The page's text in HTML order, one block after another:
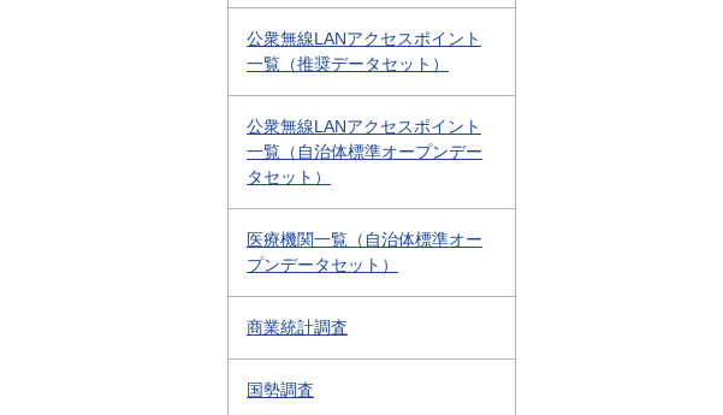
公衆無線LANアクセスポイント
一覧（推奨データセット）
公衆無線LANアクセスポイント
一覧（自治体標準オープンデー
タセット）
医療機関一覧（自治体標準オー
プンデータセット）
商業統計調査
国勢調査